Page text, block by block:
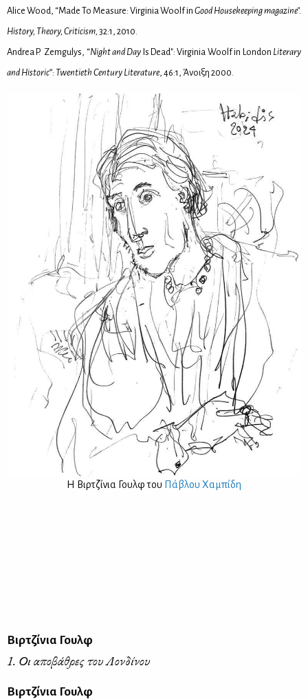
Alice Wood, “Made To Measure: Virginia Woolf in Good Housekeeping magazine”.
History, Theory, Criticism, 32:1, 2010.
Andrea P. Zemgulys, “Night and Day Is Dead": Virginia Woolf in London Literary
and Historic”: Twentieth Century Literature, 46:1, Άνοι­ξη 2000.
Η Βιρ­τζί­νια Γουλφ του Πά­βλου Χα­μπί­δη
Βιρτζίνια Γουλφ
1. Οι αποβάθρες του Λονδίνου
Βιρτζίνια Γουλφ